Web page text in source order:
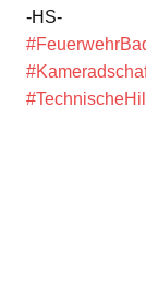
-HS-